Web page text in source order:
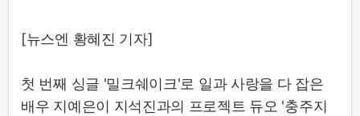
[뉴스엔 황혜진 기자]
첫 번째 싱글 '밀크쉐이크'로 일과 사랑을 다 잡은
배우 지예은이 지석진과의 프로젝트 듀오 '충주지